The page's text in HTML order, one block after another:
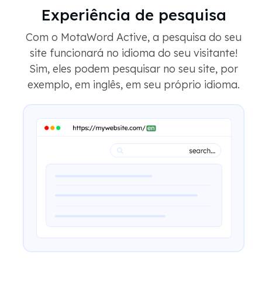
Experiência de pesquisa
Com o MotaWord Active, a pesquisa do seu
site funcionará no idioma do seu visitante!
Sim, eles podem pesquisar no seu site, por
exemplo, em inglês, em seu próprio idioma.